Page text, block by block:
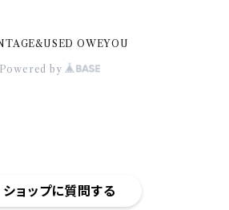
ショップに質問する
OWEYOU
Powered by